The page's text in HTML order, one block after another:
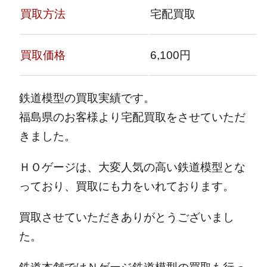
買取方法 宅配買取
買取価格 6,100円
鉄道模型の買取実績です。
福島県のお客様より宅配買取をさせていただ
きました。
ＨＯゲージは、大変人気の高い鉄道模型とな
っており、買取にも力をいれております。
買取させていただきありがとうございまし
た。